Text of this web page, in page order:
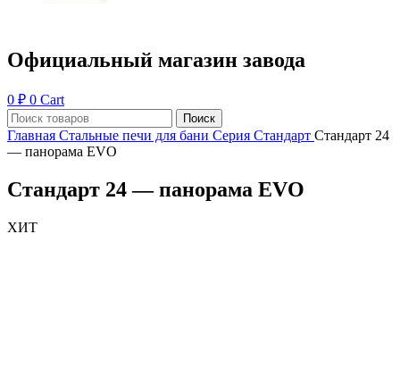
Официальный магазин завода
0 ₽ 0 Cart
Поиск
Главная Стальные печи для бани Серия Стандарт Стандарт 24
— панорама EVO
Стандарт 24 — панорама EVO
ХИТ